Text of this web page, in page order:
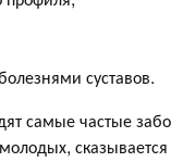
суставов.
самые частые
сказывается